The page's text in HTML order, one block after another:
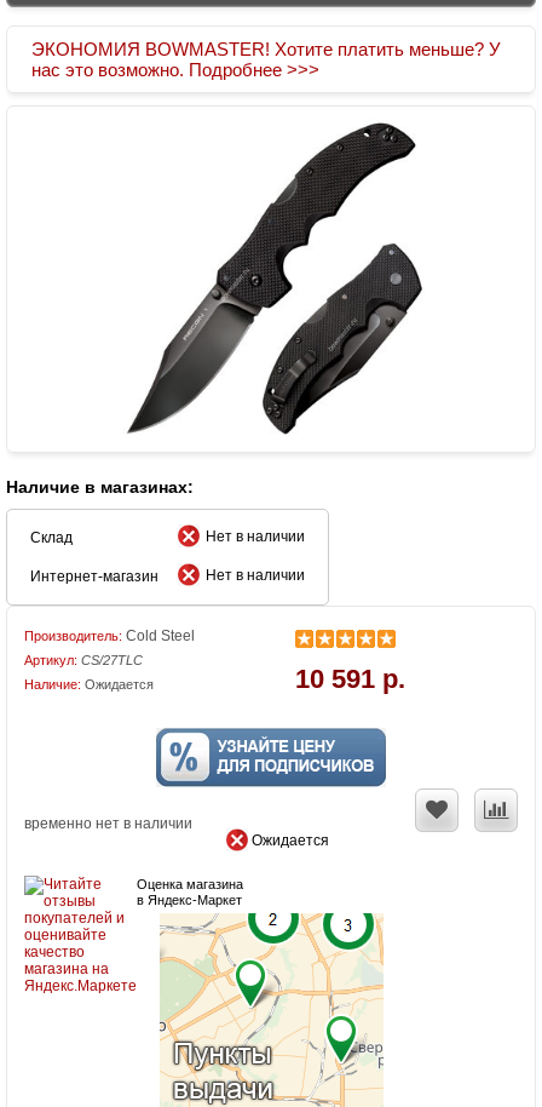
ЭКОНОМИЯ BOWMASTER! Хотите платить меньше? У
нас это возможно. Подробнее >>>
Наличие в магазинах:
Склад Нет в наличии
Интернет-магазин Нет в наличии
Производитель: Cold Steel
Артикул: CS/27TLC
Наличие: Ожидается 10 591 р.
временно нет в наличии
Ожидается
Оценка магазина
в Яндекс-Маркет